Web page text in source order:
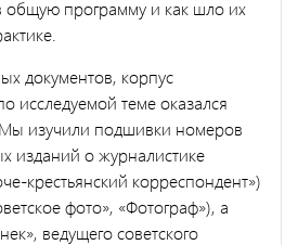
общую программу и как шло их
документов, корпус
исследуемой теме оказался
изучили подшивки номеров
изданий о журналистике
крестьянский корреспондент»)
фото», «Фотограф»), а
ведущего советского